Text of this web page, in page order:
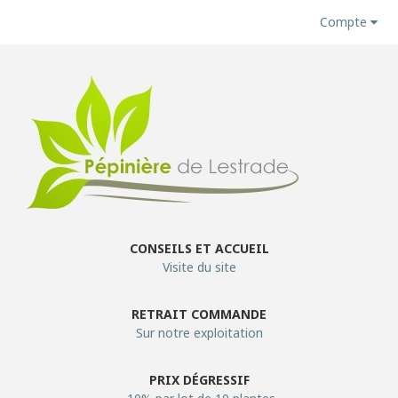
Compte
CONSEILS ET ACCUEIL
Visite du site
RETRAIT COMMANDE
Sur notre exploitation
PRIX DÉGRESSIF